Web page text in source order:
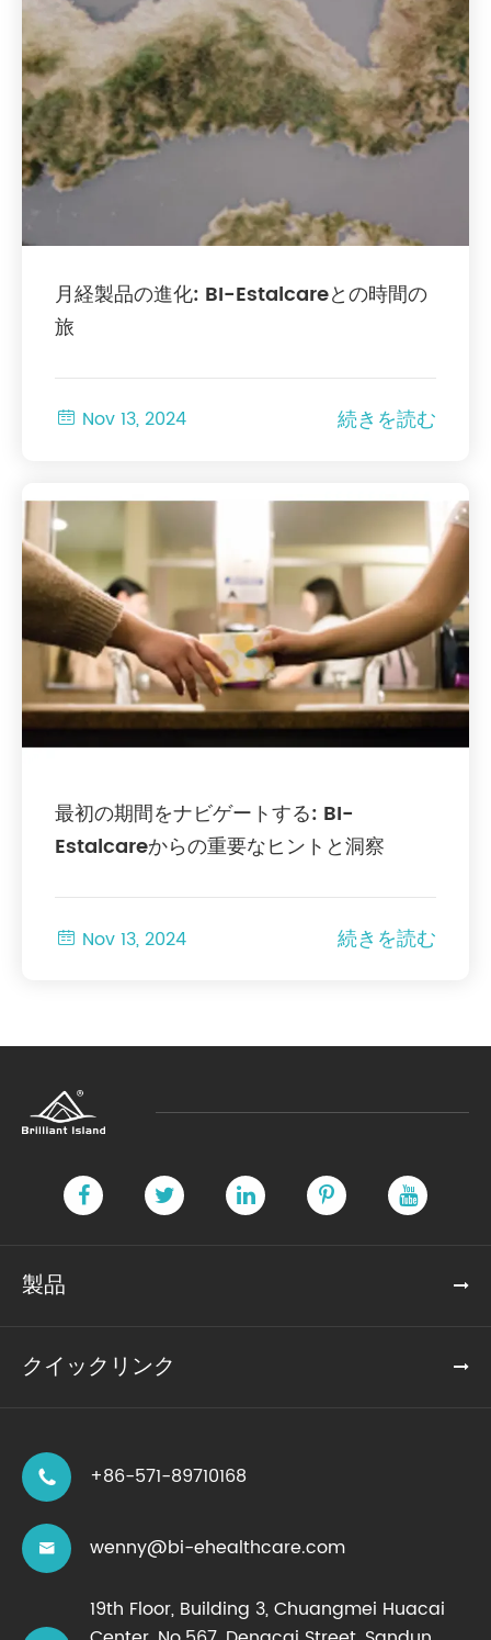
月経製品の進化: BI-Estalcareとの時間の
旅
 Nov 13, 2024 続きを読む
最初の期間をナビゲートする: BI-
Estalcareからの重要なヒントと洞察
 Nov 13, 2024 続きを読む
製品
クイックリンク
 +86-571-89710168
 wenny@bi-ehealthcare.com
19th Floor, Building 3, Chuangmei Huacai